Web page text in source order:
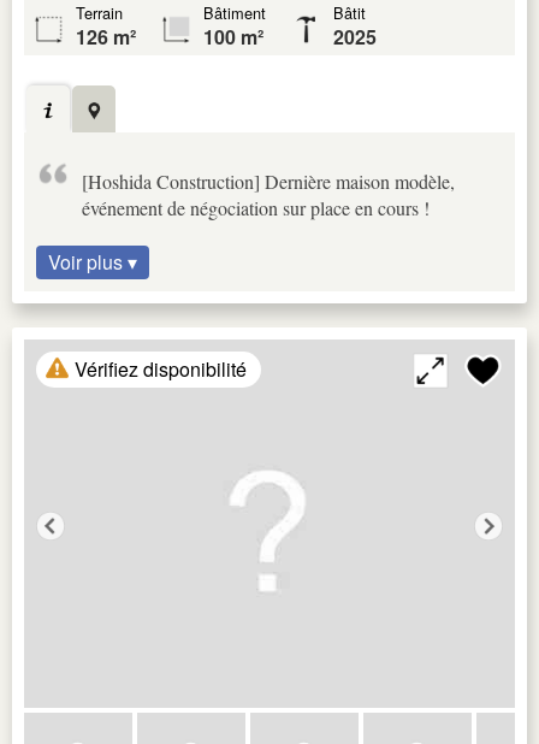
Terrain
126 m²
Bâtiment
100 m²
Bâtit
2025
[Hoshida Construction] Dernière maison modèle,
événement de négociation sur place en cours !
Voir plus ▾
Vérifiez disponibilité